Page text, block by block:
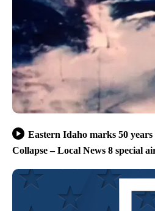
Eastern Idaho marks 50 years
Collapse – Local News 8 special